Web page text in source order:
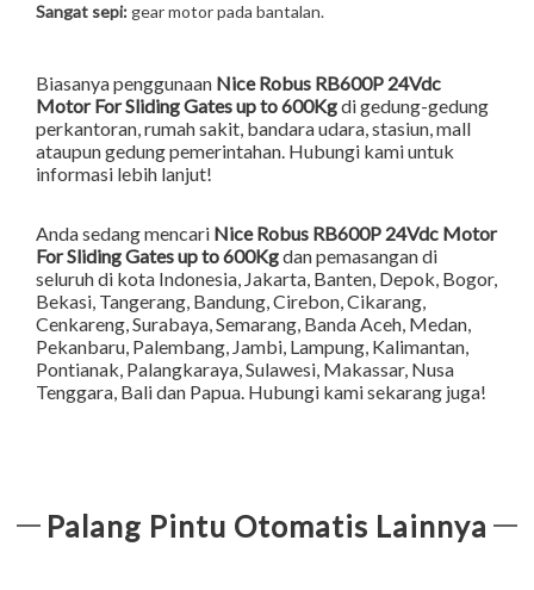
Sangat sepi: gear motor pada bantalan.
Biasanya penggunaan Nice Robus RB600P 24Vdc
Motor For Sliding Gates up to 600Kgdi gedung-gedung
perkantoran, rumah sakit, bandara udara, stasiun, mall
ataupun gedung pemerintahan. Hubungi kami untuk
informasi lebih lanjut!
Anda sedang mencari Nice Robus RB600P 24Vdc Motor
For Sliding Gates up to 600Kgdan pemasangan di
seluruh di kota Indonesia, Jakarta, Banten, Depok, Bogor,
Bekasi, Tangerang, Bandung,Cirebon,Cikarang,
Cenkareng,Surabaya,Semarang, Banda Aceh, Medan,
Pekanbaru, Palembang, Jambi, Lampung, Kalimantan,
Pontianak, Palangkaraya,Sulawesi, Makassar, Nusa
Tenggara, Balidan Papua. Hubungi kami sekarang juga!
Palang Pintu Otomatis Lainnya